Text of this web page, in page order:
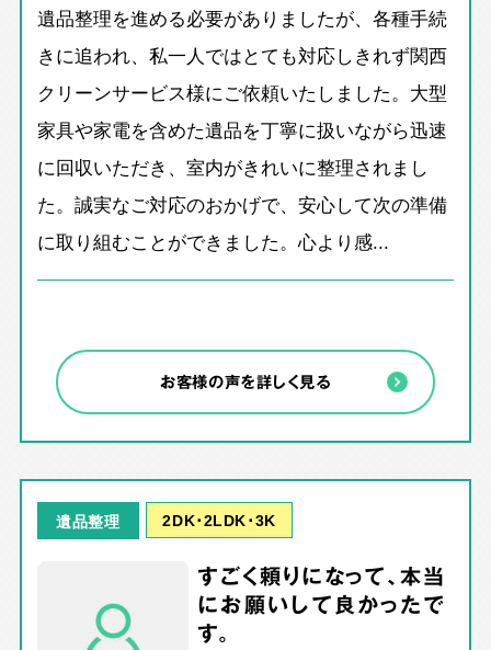
遺品整理を進める必要がありましたが、各種手続
きに追われ、私一人ではとても対応しきれず関西
クリーンサービス様にご依頼いたしました。大型
家具や家電を含めた遺品を丁寧に扱いながら迅速
に回収いただき、室内がきれいに整理されまし
た。誠実なご対応のおかげで、安心して次の準備
に取り組むことができました。心より感...
お客様の声を詳しく見る
遺品整理 2DK･2LDK･3K
すごく頼りになって、本当
にお願いして良かったで
す。